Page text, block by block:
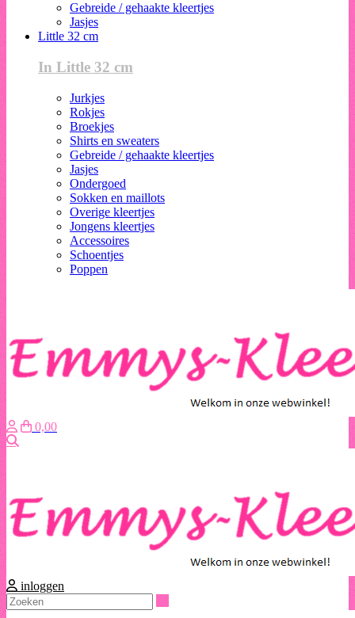
Gebreide / gehaakte kleertjes
Jasjes
Little 32 cm
In Little 32 cm
Jurkjes
Rokjes
Broekjes
Shirts en sweaters
Gebreide / gehaakte kleertjes
Jasjes
Ondergoed
Sokken en maillots
Overige kleertjes
Jongens kleertjes
Accessoires
Schoentjes
Poppen
0,00
inloggen